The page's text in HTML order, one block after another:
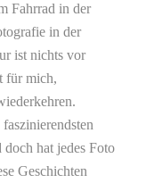
Fahrrad in der
in der
ist nichts vor
für mich,
hat je­des Foto
Geschichten